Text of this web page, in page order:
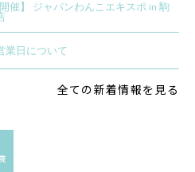
開催】 ジャパンわんこエキスポ in 駒
業日について
全ての新着情報を見る